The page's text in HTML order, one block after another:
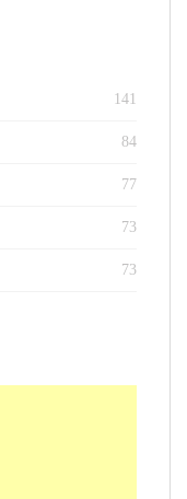
141
84
77
73
73